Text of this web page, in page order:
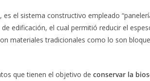
el sistema constructivo empleado
edificación, el cual permitió reducir el
materiales tradicionales como lo son
que tienen el objetivo de conservar la